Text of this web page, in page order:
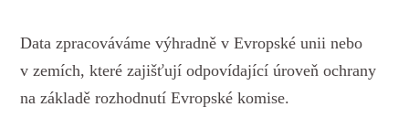
Data zpracováváme výhradně v Evropské unii nebo
v zemích, které zajišťují odpovídající úroveň ochrany
na základě rozhodnutí Evropské komise.